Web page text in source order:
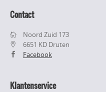
Contact
Noord Zuid 173
6651 KD Druten
Facebook
Klantenservice